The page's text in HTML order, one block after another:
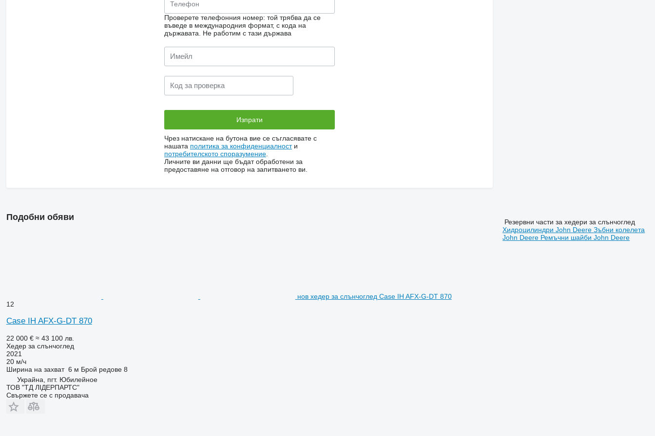
Проверете телефонния номер: той трябва да се
въведе в международния формат, с кода на
държавата.
Не работим с тази държава
Чрез натискане на бутона вие се съгласявате с
нашата политика за конфиденциалности
потребителското споразумение
Личните ви данни ще бъдат обработени за
предоставяне на отговор на запитването ви.
Подобни обяви
нов хедер за слънчоглед Case IH AFX-G-DT 870
12
Case IH AFX-G-DT 870
22 000 € ≈ 43 100 лв.
Хедер за слънчоглед
2021
20 м/ч
Ширина на захват 6 м Брой редове 8
Украйна, пгт. Юбилейное
ТОВ "ТД ЛІДЕРПАРТС"
Свържете се с продавача
Резервни части за хедери за слънчоглед
Хидроцилиндри John DeereЗъбни колелета
John Deere Ремъчни шайби John Deere